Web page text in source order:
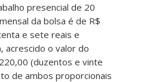
presencial de 20
da bolsa é de R$
e sete reais e
acrescido o valor do
(duzentos e vinte
de ambos proporcionais